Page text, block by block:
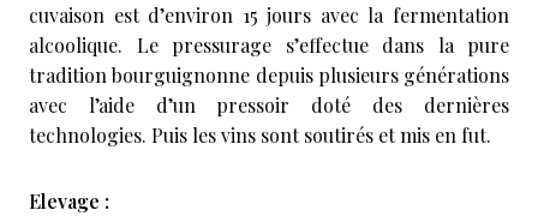
cuvaison est d’environ 15 jours avec la fermentation
alcoolique. Le pressurage s’effectue dans la pure
tradition bourguignonne depuis plusieurs générations
avec l’aide d’un pressoir doté des dernières
technologies. Puis les vins sont soutirés et mis en fut.
Elevage :